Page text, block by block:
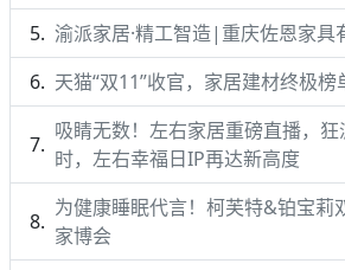
渝派家居·精工智造|重庆佐恩家具
天猫“双11”收官，家居建材终极榜
吸睛无数！左右家居重磅直播，
时，左右幸福日IP再达新高度
为健康睡眠代言！柯芙特&铂宝莉
家博会